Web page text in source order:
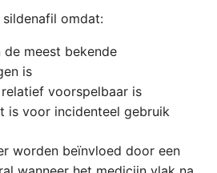
sildenafil omdat:
de meest bekende
is
voorspelbaar is
is voor incidenteel gebruik
worden beïnvloed door een